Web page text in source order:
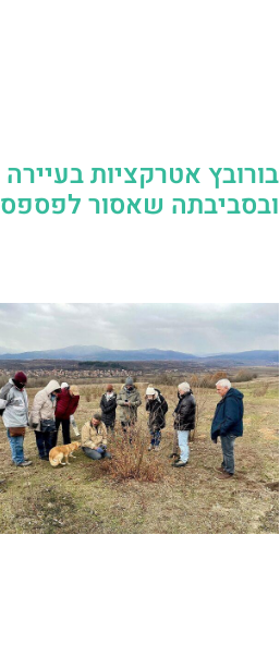
בורובץ אטרקציות בעיירה
ובסביבתה שאסור לפספס